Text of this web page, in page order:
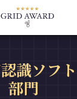
識ソフト
部門